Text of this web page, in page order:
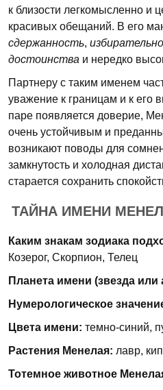
к близости легкомысленно и
красивых обещаний. В его
сдержанность,
достоинства и нередко
Партнеру с таким именем
уважение к границам и к его
паре появляется доверие,
очень устойчивым и
возникают поводы для
замкнутость и холодная
старается сохранить
ТАЙНА ИМЕНИ
Каким знакам зодиака
Козерог, Скорпион, Телец
Планета имени (звезда или
Нумерологическое
Цвета имени: темно-синий,
Растения Менелая: лавр,
Тотемное животное